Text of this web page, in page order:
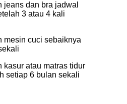
jeans dan bra jadwal
3 atau 4 kali
mesin cuci sebaiknya
kasur atau matras tidur
setiap 6 bulan sekali